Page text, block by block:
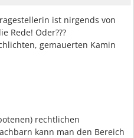
ist nirgends von
Rede! Oder???
gemauerten Kamin
rechtlichen
kann man den Bereich